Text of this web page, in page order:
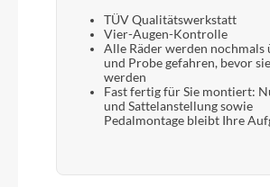
TÜV Qualitätswerkstatt
Vier-Augen-Kontrolle
Alle Räder werden
und Probe gefahren, bevor
werden
Fast fertig für Sie montiert:
und Sattelanstellung sowie
Pedalmontage bleibt Ihre